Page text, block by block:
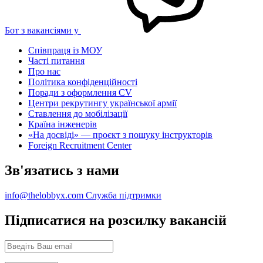
Бот з вакансіями у
Співпраця із МОУ
Часті питання
Про нас
Політика конфіденційності
Поради з оформлення CV
Центри рекрутингу української армії
Ставлення до мобілізації
Країна інженерів
«На досвіді» — проєкт з пошуку інструкторів
Foreign Recruitment Center
Зв'язатись з нами
info@thelobbyx.com Служба підтримки
Підписатися на розсилку вакансій